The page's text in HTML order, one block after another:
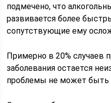
подмечено, что
развивается более
сопутствующие ему
Примерно в 20% случаев
заболевания остается
проблемы не может быть